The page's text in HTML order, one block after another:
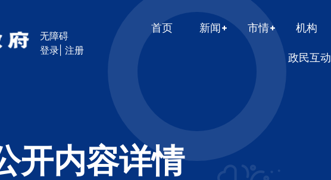
无障碍
登录 |注册
首页 新闻 市情 机构
政民互动
开内容详情